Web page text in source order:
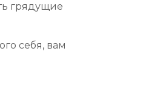
грядущие
себя, вам